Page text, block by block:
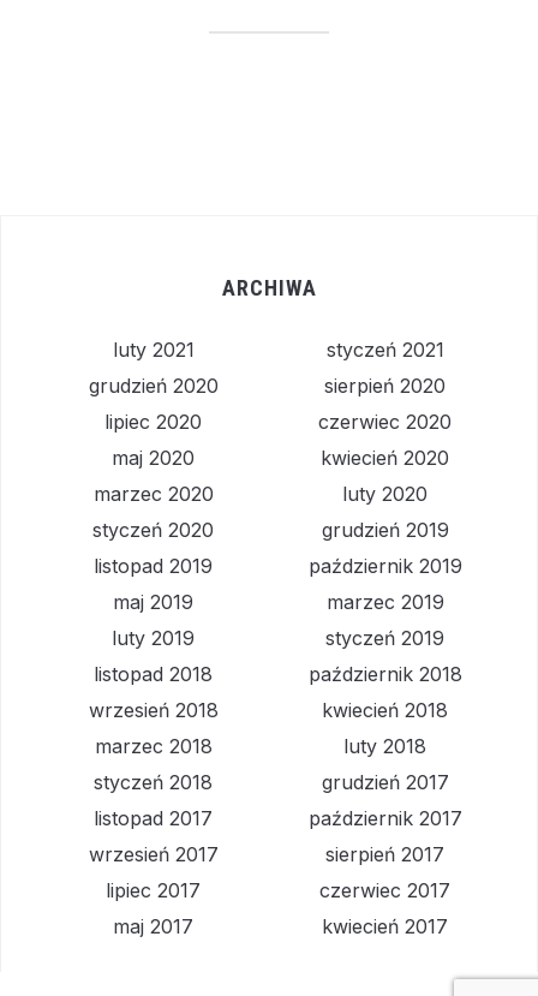
ARCHIWA
luty 2021
styczeń 2021
grudzień 2020
sierpień 2020
lipiec 2020
czerwiec 2020
maj 2020
kwiecień 2020
marzec 2020
luty 2020
styczeń 2020
grudzień 2019
listopad 2019
październik 2019
maj 2019
marzec 2019
luty 2019
styczeń 2019
listopad 2018
październik 2018
wrzesień 2018
kwiecień 2018
marzec 2018
luty 2018
styczeń 2018
grudzień 2017
listopad 2017
październik 2017
wrzesień 2017
sierpień 2017
lipiec 2017
czerwiec 2017
maj 2017
kwiecień 2017